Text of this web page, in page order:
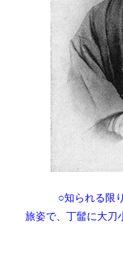
○知られる限
旅姿で、丁髷に大刀